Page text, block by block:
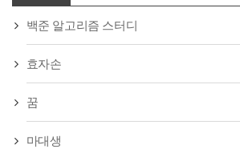
백준 알고리즘 스터디
효자손
꿈
마대생